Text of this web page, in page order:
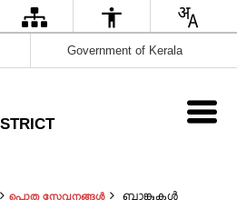
Government of Kerala
പൊതു സേവനങ്ങൾ ബാങ്കുകള്‍